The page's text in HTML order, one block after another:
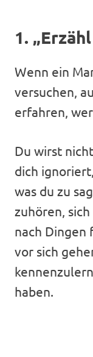
1.
Wenn ein
versuchen,
erfahren,
Du wirst
dich
was du zu
zuhören,
nach Dingen
vor sich
haben.